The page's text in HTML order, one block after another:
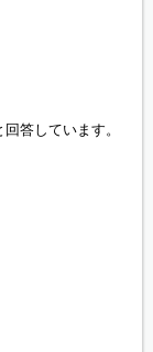
長時間や高出力
どの上に置いた
間だったら、レ
なくなりまし
答しています。